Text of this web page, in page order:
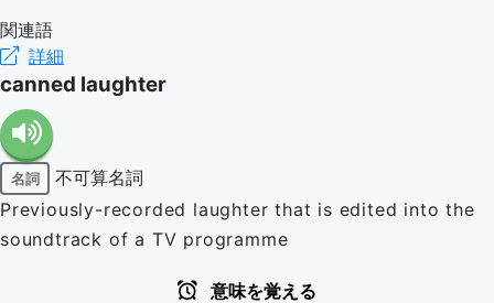
関連語
詳細
canned laughter
名詞
不可算名詞
Previously-recorded laughter that is edited into the
soundtrack of a TV programme
意味を覚える